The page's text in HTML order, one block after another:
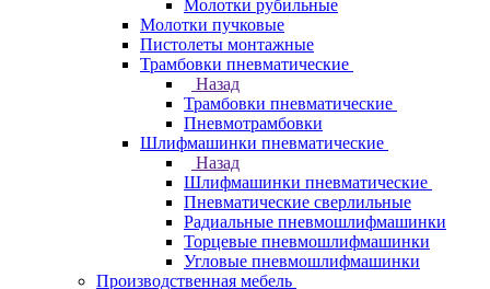
Молотки рубильные
Молотки пучковые
Пистолеты монтажные
Трамбовки пневматические
Назад
Трамбовки пневматические
Пневмотрамбовки
Шлифмашинки пневматические
Назад
Шлифмашинки пневматические
Пневматические сверлильные
Радиальные пневмошлифмашинки
Торцевые пневмошлифмашинки
Угловые пневмошлифмашинки
Производственная мебель